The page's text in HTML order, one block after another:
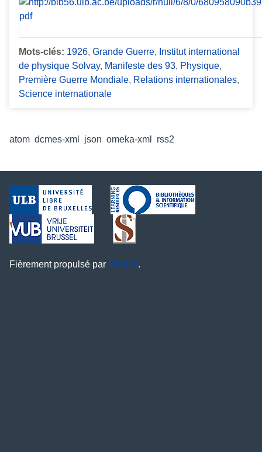
Mots-clés: 1926, Grande Guerre, Institut international
de physique Solvay, Manifeste des 93, Physique,
Première Guerre Mondiale, Relations internationales,
Science internationale
atom dcmes-xml json omeka-xml rss2
Fièrement propulsé par Omeka.